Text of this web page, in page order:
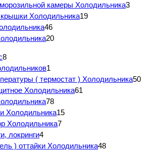
камеры Холодильника3
Холодильника19
46
20
8
1
( термостат ) Холодильника50
Холодильника61
78
Холодильника15
Холодильника7
локринги4
) оттайки Холодильника48